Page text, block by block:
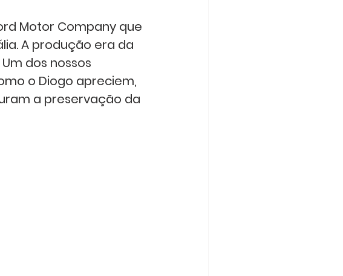
Motor Company que
A produção era da
dos nossos
o Diogo apreciem,
a preservação da